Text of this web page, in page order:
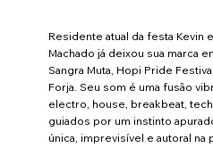
Residente atual da festa Kevin
Machado já deixou sua marca
Sangra Muta, Hopi Pride
Forja. Seu som é uma fusão
electro, house, breakbeat,
guiados por um instinto
única, imprevisível e autoral na